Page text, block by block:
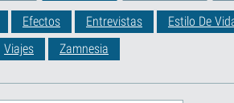
Efectos Entrevistas Estilo De
Viajes Zamnesia